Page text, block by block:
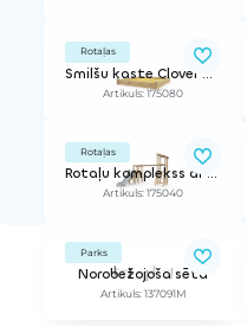
Rotaļas
Smilšu kaste Clover 2,5m x 2,5m
Artikuls: 175080
Rotaļas
Rotaļu komplekss ar mazo slidkalniņu
Artikuls: 175040
Parks
Norobežojoša sēta
Artikuls: 137091M